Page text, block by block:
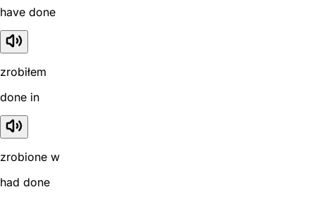
have done
zrobiłem
done in
zrobione w
had done